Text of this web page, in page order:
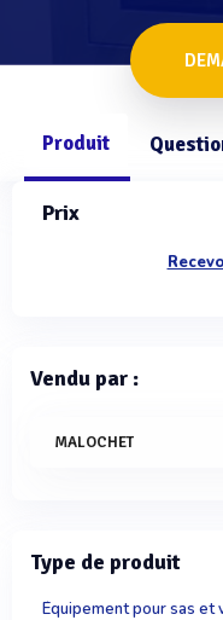
Produit
Prix
Vendu par :
MALOCHET
Type de produit
Équipement pour sas et